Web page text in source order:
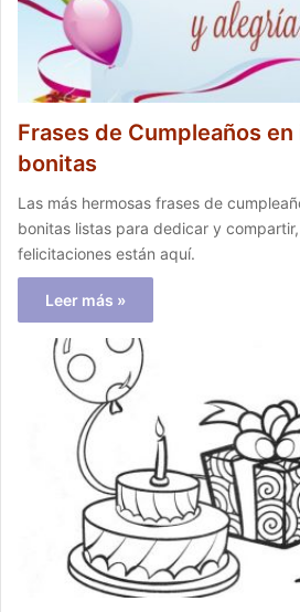
Frases de Cumpleaños
bonitas
Las más hermosas frases de
bonitas listas para dedicar y
felicitaciones están aquí.
Leer más »